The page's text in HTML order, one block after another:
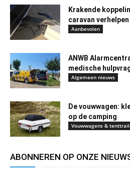
Krakende
caravan verhelpen
Aanbevolen
ANWB
medische
Algemeen nieuws
De vouwwagen:
op de camping
Vouwwagens &
ABONNEREN OP ONZE